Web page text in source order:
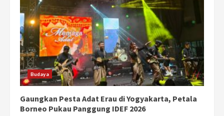
Budaya
Gaungkan Pesta Adat Erau di Yogyakarta, Petala
Borneo Pukau Panggung IDEF 2026